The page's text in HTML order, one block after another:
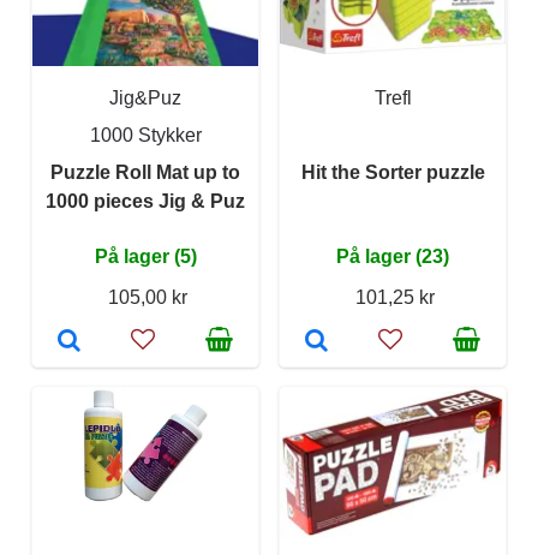
Jig&Puz
1000 Stykker
Puzzle Roll Mat up to
1000 pieces Jig & Puz
På lager (5)
105,00 kr
Trefl
Hit the Sorter puzzle
På lager (23)
101,25 kr